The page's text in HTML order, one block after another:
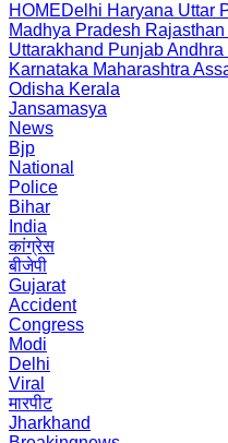
HOMEDelhi Haryana Uttar
Madhya Pradesh Rajasthan
Uttarakhand PunjabAndhra
Karnataka Maharashtra
Odisha Kerala
Jansamasya
News
Bjp
National
Police
Bihar
India
कांग्रेस
बीजेपी
Gujarat
Accident
Congress
Modi
Delhi
Viral
मारपीट
Jharkhand